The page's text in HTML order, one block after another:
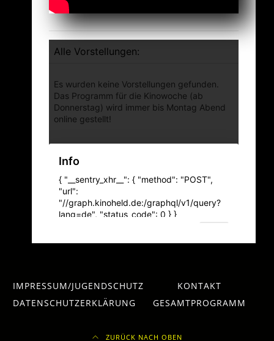
IMPRESSUM/JUGENDSCHUTZ
KONTAKT
DATENSCHUTZERKLÄRUNG
GESAMTPROGRAMM
ZURÜCK NACH OBEN